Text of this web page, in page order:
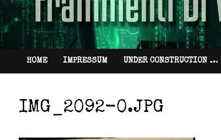
HOME IMPRESSUM UNDER CONSTRUCTION …
IMG_2092-0.JPG